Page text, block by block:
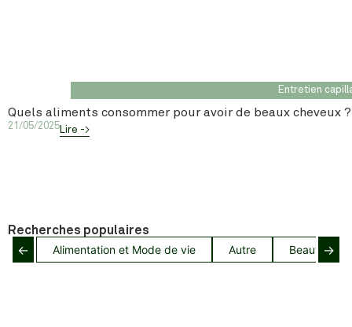
Entretien
Quels aliments consommer pour avoir de beaux cheveux ?
21/05/2025Lire ->
Recherches populaires
← Alimentation et Mode de vie Autre Beauté→